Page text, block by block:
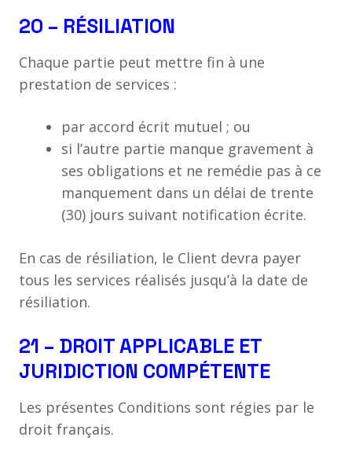
20 – RÉSILIATION
Chaque partie peut mettre fin à une
prestation de services :
par accord écrit mutuel ; ou
si l’autre partie manque gravement à
ses obligations et ne remédie pas à ce
manquement dans un délai de trente
(30) jours suivant notification écrite.
En cas de résiliation, le Client devra payer
tous les services réalisés jusqu’à la date de
résiliation.
21 – DROIT APPLICABLE ET
JURIDICTION COMPÉTENTE
Les présentes Conditions sont régies par le
droit français.